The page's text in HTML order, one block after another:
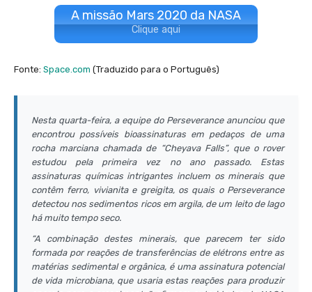
A missão Mars 2020 da NASA
Clique aqui
Fonte: Space.com (Traduzido para o Português)
Nesta quarta-feira, a equipe do Perseverance anunciou que
encontrou possíveis bioassinaturas em pedaços de uma
rocha marciana chamada de “Cheyava Falls”, que o rover
estudou pela primeira vez no ano passado. Estas
assinaturas químicas intrigantes incluem os minerais que
contêm ferro, vivianita e greigita, os quais o Perseverance
detectou nos sedimentos ricos em argila, de um leito de lago
há muito tempo seco.
“A combinação destes minerais, que parecem ter sido
formada por reações de transferências de elétrons entre as
matérias sedimental e orgânica, é uma assinatura potencial
de vida microbiana, que usaria estas reações para produzir